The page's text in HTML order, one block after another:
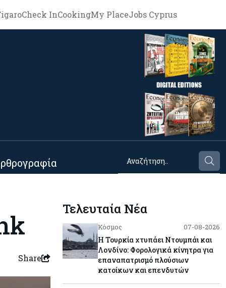
Check InCookingMy PlaceJobs Cyprus
Share
Τελευταία Νέα
Κόσμος 07-08-2026
Η Τουρκία χτυπάει Ντουμπάι και
Λονδίνο: Φορολογικά κίνητρα για
επαναπατρισμό πλούσιων
κατοίκων και επενδυτών